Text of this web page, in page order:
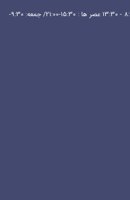
شنبه تاپنجشنبه صبح ها: 8:30 - 13:30 عصر ها : 15:30-21:00/ جمعه: 9:30-